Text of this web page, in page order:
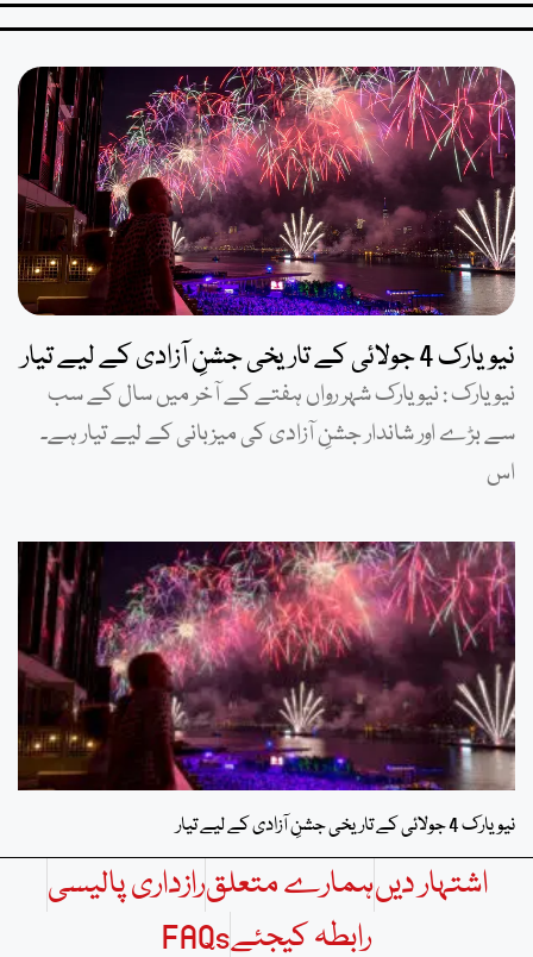
نیویارک 4 جولائی کے تاریخی جشنِ آزادی کے لیے تیار
نیویارک : نیویارک شہر رواں ہفتے کے آخر میں سال کے سب
سے بڑے اور شاندار جشنِ آزادی کی میزبانی کے لیے تیار ہے۔
اس
نیویارک 4 جولائی کے تاریخی جشنِ آزادی کے لیے تیار
اشتہار دیںہمارے متعلقرازداری پالیسی
رابطہ کیجئےFAQs